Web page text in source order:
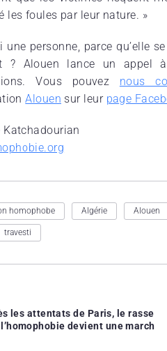
les foules par leur nature. »
une personne, parce qu’elle
? Alouen lance un appel
Vous pouvez nous
Alouen sur leur page
Katchadourian
homophobe Algérie Alouen
travesti
les attentats de Paris, le rasse
devient une march